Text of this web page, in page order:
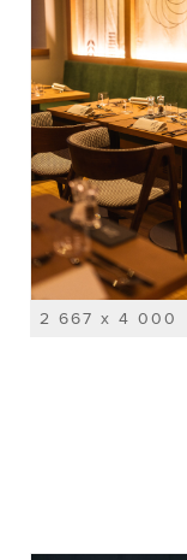
2 667 x 4 000